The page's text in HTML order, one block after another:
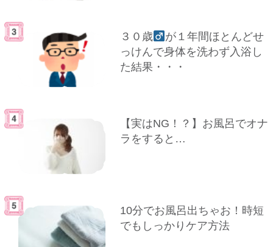
３０歳
が１年間ほとんどせ
っけんで身体を洗わず入浴し
た結果・・・
【実はNG！？】お風呂でオナ
ラをすると…
10分でお風呂出ちゃお！時短
でもしっかりケア方法